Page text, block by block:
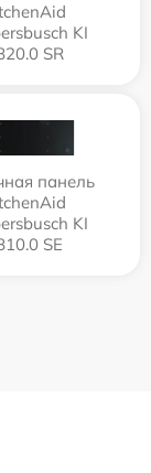
KI
SR
панель
KI
SE